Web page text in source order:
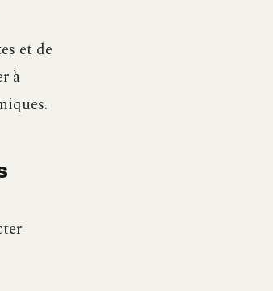
et de
à